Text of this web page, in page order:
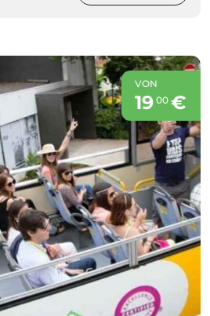
VON
19 00€